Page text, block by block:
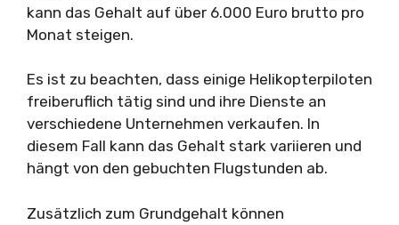
kann das Gehalt auf über 6.000 Euro brutto pro
Monat steigen.
Es ist zu beachten, dass einige Helikopterpiloten
freiberuflich tätig sind und ihre Dienste an
verschiedene Unternehmen verkaufen. In
diesem Fall kann das Gehalt stark variieren und
hängt von den gebuchten Flugstunden ab.
Zusätzlich zum Grundgehalt können